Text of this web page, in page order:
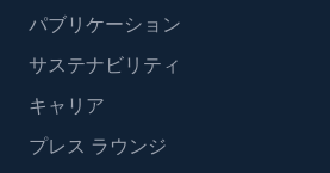
パブリケーション
サステナビリティ
キャリア
プレス ラウンジ